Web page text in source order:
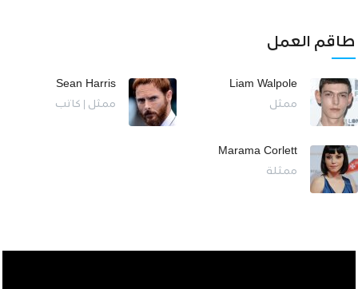
طاقم العمل
Liam Walpole
ممثل
Sean Harris
ممثل | كاتب
Marama Corlett
ممثلة